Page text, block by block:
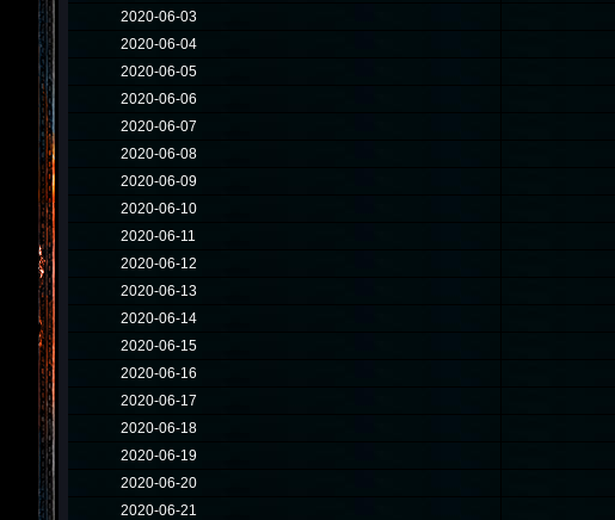
2020-06-03
2020-06-04
2020-06-05
2020-06-06
2020-06-07
2020-06-08
2020-06-09
2020-06-10
2020-06-11
2020-06-12
2020-06-13
2020-06-14
2020-06-15
2020-06-16
2020-06-17
2020-06-18
2020-06-19
2020-06-20
2020-06-21